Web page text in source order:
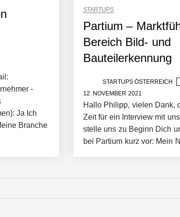
-
Ja Ich
Branche
STARTUPS
Partium –
Bereich Bild- und
Bauteilerkennung
STARTUPS ÖSTERREICH
12. NOVEMBER 2021
Hallo Philipp, vielen Dank,
Zeit für ein Interview mit
stelle uns zu Beginn Dich
bei Partium kurz vor: Mein
statische 2D-Bilder in eine visuelle Symphonie
Employer Portrait